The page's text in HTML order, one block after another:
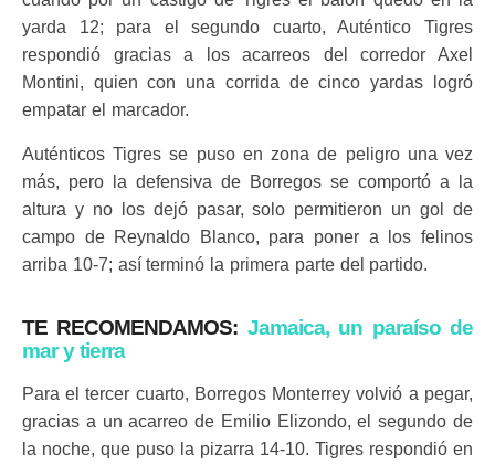
yarda 12; para el segundo cuarto, Auténtico Tigres
respondió gracias a los acarreos del corredor Axel
Montini, quien con una corrida de cinco yardas logró
empatar el marcador.
Auténticos Tigres se puso en zona de peligro una vez
más, pero la defensiva de Borregos se comportó a la
altura y no los dejó pasar, solo permitieron un gol de
campo de Reynaldo Blanco, para poner a los felinos
arriba 10-7; así terminó la primera parte del partido.
TE RECOMENDAMOS: Jamaica, un paraíso de
mar y tierra
Para el tercer cuarto, Borregos Monterrey volvió a pegar,
gracias a un acarreo de Emilio Elizondo, el segundo de
la noche, que puso la pizarra 14-10. Tigres respondió en